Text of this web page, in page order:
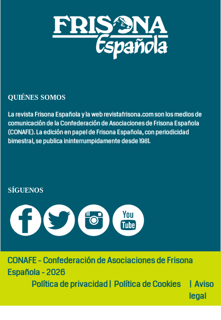
QUIÉNES SOMOS
La revista Frisona Española y la web revistafrisona.com son los medios de
comunicación de la Confederación de Asociaciones de Frisona Española
(CONAFE). La edición en papel de Frisona Española, conperiodicidad
bimestral,se publica ininterrumpidamente desde 1981.
SÍGUENOS
girls
abaya
maltepe
otelCONAFE - Confederación de Asociaciones de Frisona
Española - 2026
Política de privacidad| Política de Cookies | Aviso
legal